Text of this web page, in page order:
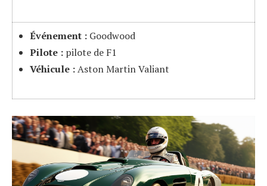
Événement :Goodwood
Pilote :pilote de F1
Véhicule :Aston Martin Valiant